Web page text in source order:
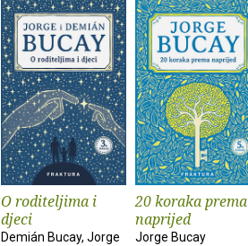
O roditeljima i
djeci
Demián Bucay, Jorge
20 koraka prema
naprijed
Jorge Bucay